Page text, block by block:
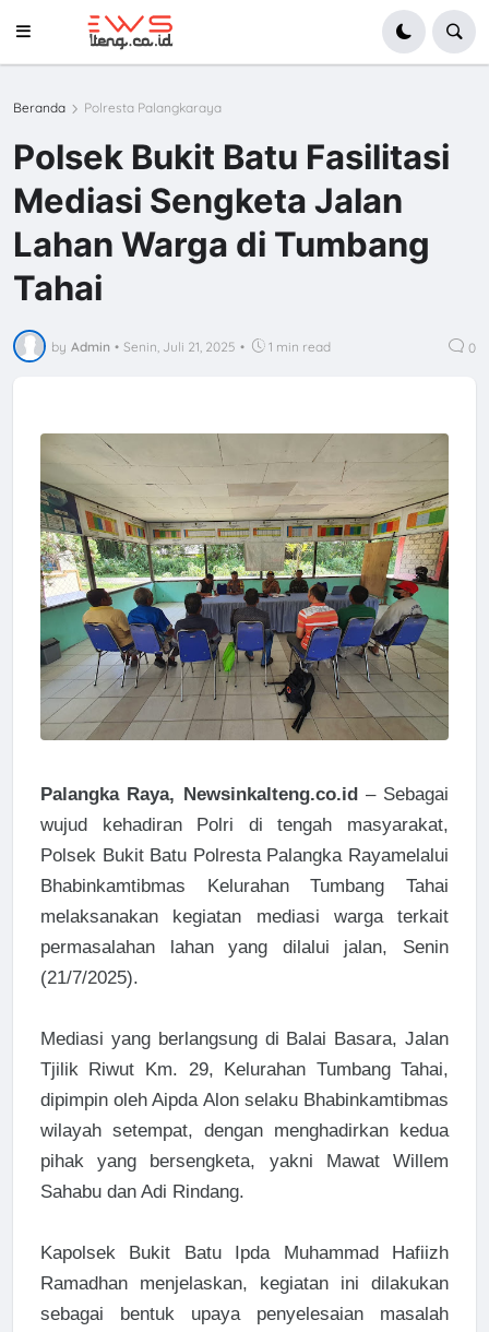
Beranda Polresta Palangkaraya
Polsek Bukit Batu Fasilitasi
Mediasi Sengketa Jalan
Lahan Warga di Tumbang
Tahai
by Admin • Senin, Juli 21, 2025 • 1 min read 0
Palangka Raya, Newsinkalteng.co.id– Sebagai
wujud kehadiran Polri di tengah masyarakat,
Polsek Bukit Batu Polresta Palangka Rayamelalui
Bhabinkamtibmas Kelurahan Tumbang Tahai
melaksanakan kegiatan mediasi warga terkait
permasalahan lahan yang dilalui jalan, Senin
(21/7/2025).
Mediasi yang berlangsung di Balai Basara, Jalan
Tjilik Riwut Km. 29, Kelurahan Tumbang Tahai,
dipimpin oleh Aipda Alon selaku Bhabinkamtibmas
wilayah setempat, dengan menghadirkan kedua
pihak yang bersengketa, yakni Mawat Willem
Sahabu dan Adi Rindang.
Kapolsek Bukit Batu Ipda Muhammad Hafiizh
Ramadhan menjelaskan, kegiatan ini dilakukan
sebagai bentuk upaya penyelesaian masalah